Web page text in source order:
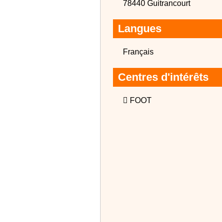
78440 Guitrancourt
Langues
Français
Centres d'intérêts
 FOOT